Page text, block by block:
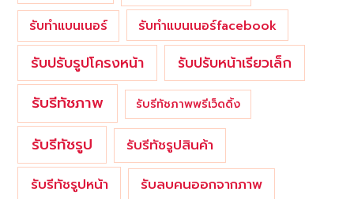
รับทำแบนเนอร์ รับทำแบนเนอร์facebook
รับปรับรูปโครงหน้า รับปรับหน้าเรียวเล็ก
รับรีทัชภาพ รับรีทัชภาพพรีเว็ดดิ้ง
รับรีทัชรูป
รับรีทัชรูปสินค้า
รับรีทัชรูปหน้า
รับลบคนออกจากภาพ